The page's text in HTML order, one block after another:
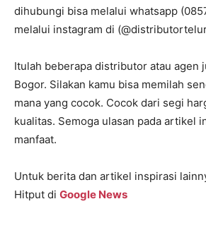
dihubungi bisa melalui whatsapp
melalui instagram di
Itulah beberapa distributor atau agen
Bogor. Silakan kamu bisa memilah
mana yang cocok. Cocok dari segi
kualitas. Semoga ulasan pada artikel
manfaat.
Untuk berita dan artikel inspirasi
Hitput di Google News